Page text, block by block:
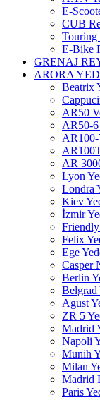
E-
CUB
Touring
E-Bike
GRENAJ
ARORA
Beatrix
AR50
AR50-6
AR100-
AR
Lyon
Londra
Kiev
İzmir
Friendly
Felix
Ege
Casper
Berlin
Belgrad
Agust
ZR 5
Madrid
Napoli
Munih
Milan
Madrid
Paris